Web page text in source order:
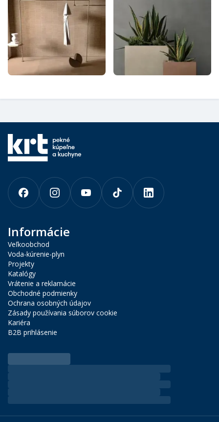
Informácie
Veľkoobchod
Voda-kúrenie-plyn
Projekty
Katalógy
Vrátenie a reklamácie
Obchodné podmienky
Ochrana osobných údajov
Zásady používania súborov cookie
Kariéra
B2B prihlásenie